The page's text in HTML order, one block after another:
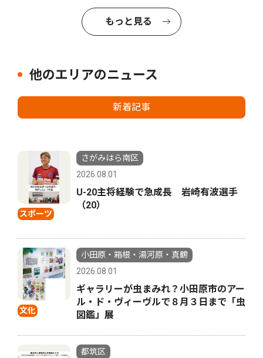
もっと見る
他のエリアのニュース
新着記事
スポーツ
さがみはら南区
2026.08.01
U-20主将経験で急成長 岩崎有波選手
（20）
文化
小田原・箱根・湯河原・真鶴
2026.08.01
ギャラリーが虫まみれ？小田原市のアー
ル・ド・ヴィーヴルで８月３日まで「虫
図鑑」展
都筑区